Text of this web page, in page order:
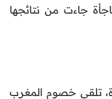
جاءت من نتائجها
تلقى خصوم المغرب